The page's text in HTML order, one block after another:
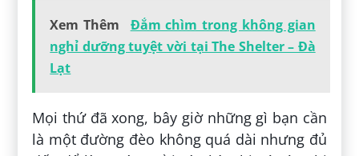
Xem Thêm
Đắm chìm trong không gian
nghỉ dưỡng tuyệt vời tại The Shelter – Đà
Lạt
Mọi thứ đã xong, bây giờ những gì bạn cần
là một đường đèo không quá dài nhưng đủ